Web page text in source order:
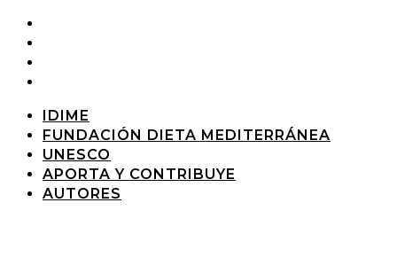
IDIME
FUNDACIÓN DIETA MEDITERRÁNEA
UNESCO
APORTA Y CONTRIBUYE
AUTORES